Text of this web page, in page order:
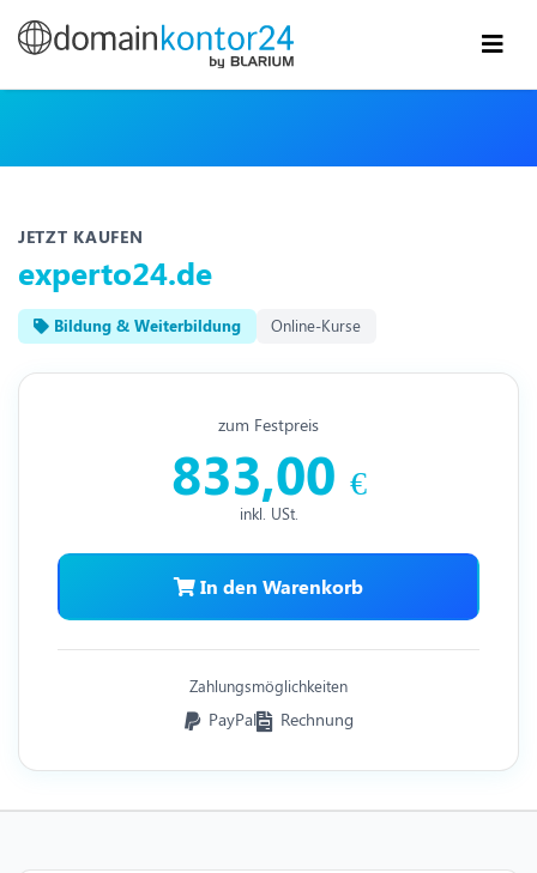
JETZT KAUFEN
experto24.de
Bildung & Weiterbildung Online-Kurse
zum Festpreis
833,00 €
inkl. USt.
In den Warenkorb
Zahlungsmöglichkeiten
PayPal Rechnung